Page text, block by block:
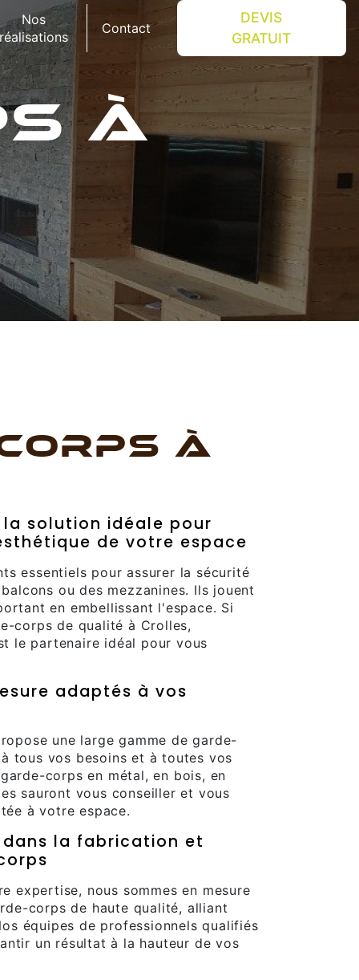
Nos
Contact
DEVIS
GRATUIT
À
À
solution idéale pour
de votre espace
essentiels pour assurer la sécurité
ou des mezzanines. Ils jouent
en embellissant l'espace. Si
corps de qualité à Crolles,
le partenaire idéal pour vous
adaptés à vos
une large gamme de garde-
tous vos besoins et à toutes vos
corps en métal, en bois, en
sauront vous conseiller et vous
à votre espace.
dans la fabrication et
expertise, nous sommes en mesure
corps de haute qualité, alliant
équipes de professionnels qualifiés
un résultat à la hauteur de vos